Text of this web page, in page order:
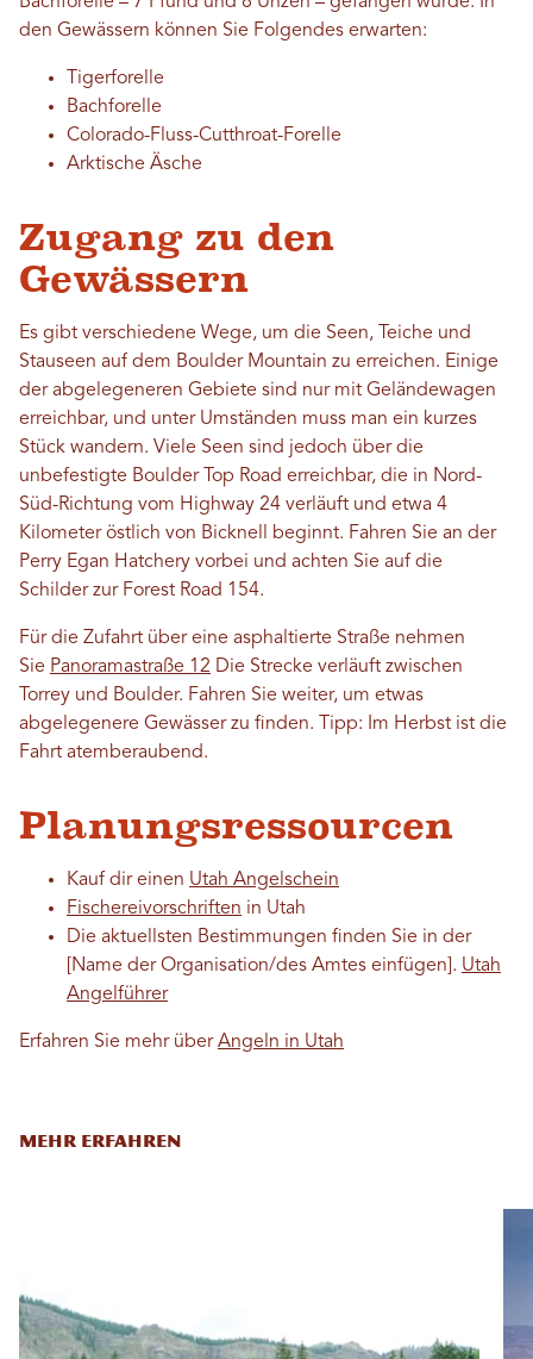
den Gewässern können Sie Folgendes erwarten:
Tigerforelle
Bachforelle
Colorado-Fluss-Cutthroat-Forelle
Arktische Äsche
Zugang zu den
Gewässern
Es gibt verschiedene Wege, um die Seen, Teiche und
Stauseen auf dem Boulder Mountain zu erreichen. Einige
der abgelegeneren Gebiete sind nur mit Geländewagen
erreichbar, und unter Umständen muss man ein kurzes
Stück wandern. Viele Seen sind jedoch über die
unbefestigte Boulder Top Road erreichbar, die in Nord-
Süd-Richtung vom Highway 24 verläuft und etwa 4
Kilometer östlich von Bicknell beginnt. Fahren Sie an der
Perry Egan Hatchery vorbei und achten Sie auf die
Schilder zur Forest Road 154.
Für die Zufahrt über eine asphaltierte Straße nehmen
Sie Panoramastraße 12 Die Strecke verläuft zwischen
Torrey und Boulder. Fahren Sie weiter, um etwas
abgelegenere Gewässer zu finden. Tipp: Im Herbst ist die
Fahrt atemberaubend.
Planungsressourcen
Kauf dir einen Utah Angelschein
Fischereivorschriften in Utah
Die aktuellsten Bestimmungen finden Sie in der
[Name der Organisation/des Amtes einfügen]. Utah
Angelführer
Erfahren Sie mehr überAngeln in Utah
MEHR ERFAHREN